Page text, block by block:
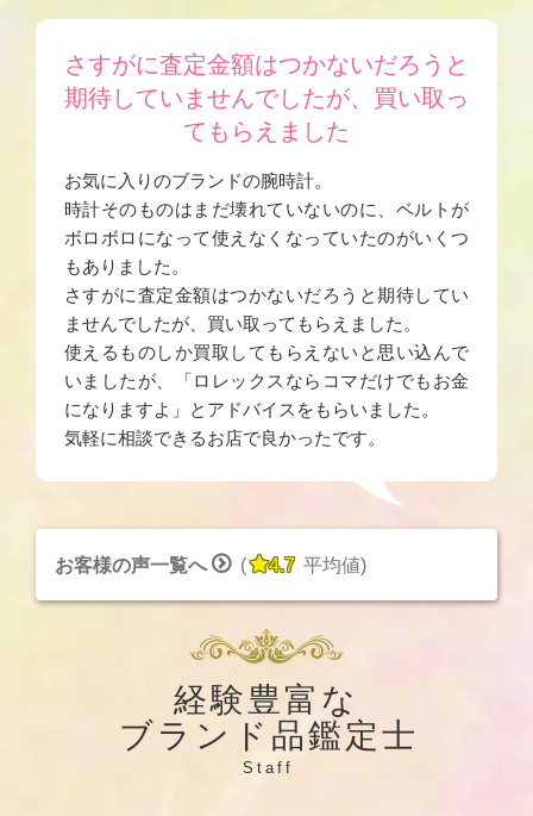
さすがに査定金額はつかないだろうと
期待していませんでしたが、買い取っ
てもらえました
お気に入りのブランドの腕時計。
時計そのものはまだ壊れていないのに、ベルトが
ボロボロになって使えなくなっていたのがいくつ
もありました。
さすがに査定金額はつかないだろうと期待してい
ませんでしたが、買い取ってもらえました。
使えるものしか買取してもらえないと思い込んで
いましたが、「ロレックスならコマだけでもお金
になりますよ」とアドバイスをもらいました。
気軽に相談できるお店で良かったです。
お客様の声一覧へ  (4.7 平均値)
経験豊富な
ブランド品鑑定士
Staff